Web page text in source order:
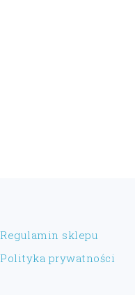
Regulamin sklepu
Polityka prywatności